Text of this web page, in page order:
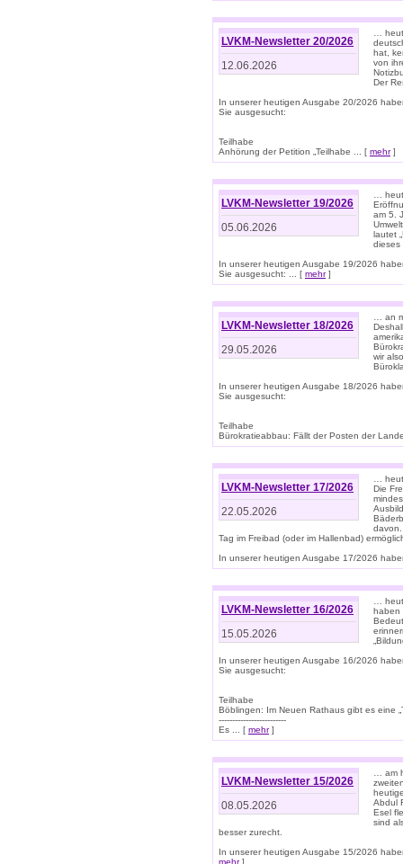
LVKM-Newsletter 20/2026
12.06.2026
…
hat,
von
Der
In unserer heutigen Ausgabe 20/2026
Sie ausgesucht:
Teilhabe
Anhörung der Petition „Teilhabe ... [ mehr]
LVKM-Newsletter 19/2026
05.06.2026
…
am 5.
lautet
dieses
In unserer heutigen Ausgabe 19/2026
Sie ausgesucht: ... [ mehr]
LVKM-Newsletter 18/2026
29.05.2026
… an
wir
In unserer heutigen Ausgabe 18/2026
Sie ausgesucht:
Teilhabe
Bürokratieabbau: Fällt der Posten der
LVKM-Newsletter 17/2026
22.05.2026
…
Die
davon.
Tag im Freibad (oder im Hallenbad)
In unserer heutigen Ausgabe 17/2026
LVKM-Newsletter 16/2026
15.05.2026
…
haben
In unserer heutigen Ausgabe 16/2026
Sie ausgesucht:
Teilhabe
Böblingen: Im Neuen Rathaus gibt es eine
-------------------------
Es ... [ mehr]
LVKM-Newsletter 15/2026
08.05.2026
… am
Abdul
Esel
sind
besser zurecht.
In unserer heutigen Ausgabe 15/2026
mehr]